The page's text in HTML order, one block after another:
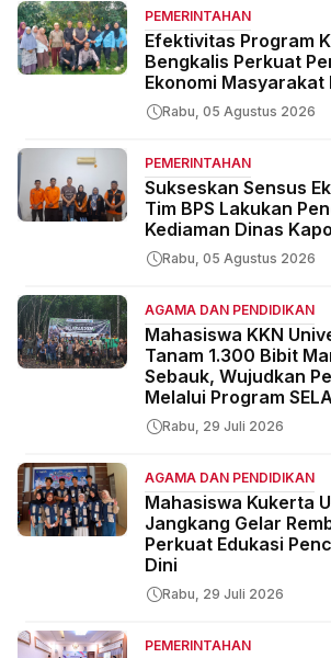
PEMERINTAHAN
Efektivitas Program
Bengkalis Perkuat
Ekonomi Masyarakat
Rabu, 05 Agustus 2026
PEMERINTAHAN
Sukseskan Sensus
Tim BPS Lakukan
Kediaman Dinas
Rabu, 05 Agustus 2026
AGAMA DAN PENDIDIKAN
Mahasiswa KKN
Tanam 1.300 Bibit
Sebauk, Wujudkan
Melalui Program
Rabu, 29 Juli 2026
AGAMA DAN PENDIDIKAN
Mahasiswa Kukerta
Jangkang Gelar
Perkuat Edukasi
Dini
Rabu, 29 Juli 2026
PEMERINTAHAN